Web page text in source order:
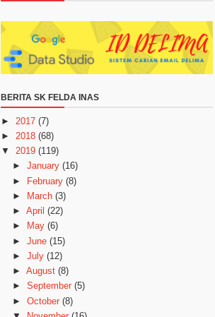
BERITA SK FELDA INAS
► 2017 (7)
► 2018 (68)
▼
2019 (119)
► January (16)
► February (8)
►
March (3)
► April (22)
►
May (6)
► June (15)
► July (12)
► August (8)
► September (5)
► October (8)